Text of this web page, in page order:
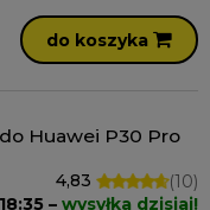
do koszyka
Huawei P30 Pro
4,83
(10)
– wysyłka dzisiaj!